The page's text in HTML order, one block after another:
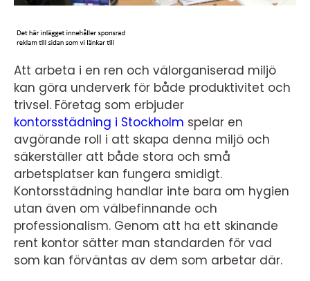
Att arbeta i en ren och välorganiserad miljö
kan göra underverk för både produktivitet och
trivsel. Företag som erbjuder
kontorsstädning i Stockholm spelar en
avgörande roll i att skapa denna miljö och
säkerställer att både stora och små
arbetsplatser kan fungera smidigt.
Kontorsstädning handlar inte bara om hygien
utan även om välbefinnande och
professionalism. Genom att ha ett skinande
rent kontor sätter man standarden för vad
som kan förväntas av dem som arbetar där.